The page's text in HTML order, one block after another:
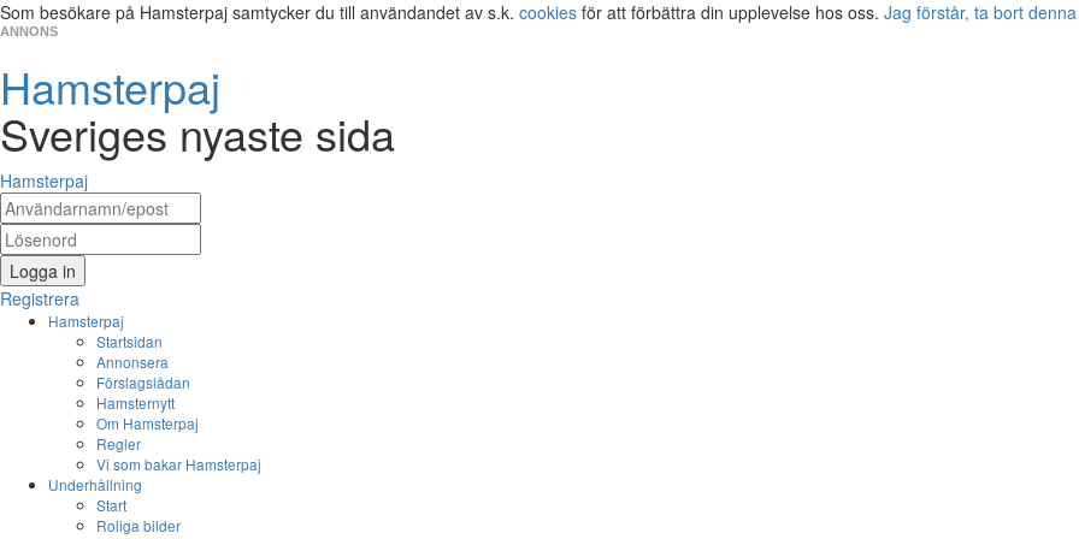
Som besökare på Hamsterpaj samtycker du till användandet av s.k. cookies för att förbättra din upplevelse hos oss. Jag förstår, ta bort
ANNONS
Hamsterpaj
Sveriges nyaste sida
Hamsterpaj
Logga in
Registrera
Hamsterpaj
Startsidan
Annonsera
Förslagslådan
Hamsternytt
Om Hamsterpaj
Regler
Vi som bakar Hamsterpaj
Underhållning
Start
Roliga bilder